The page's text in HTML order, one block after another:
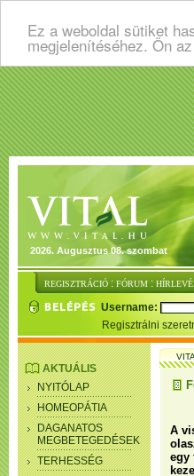
Ez a weboldal sütiket
megjelenítéséhez. Ön
2026. Augusztus 08. szombat
REGISZTRÁCIÓ : FÓRUM :
Username:
Regisztrálni
AKTUÁLIS
NYITÓLAP
HOMEOPÁTIA
DAGANATOS
MEGBETEGEDÉSEK
TERHESSÉG
A
egy